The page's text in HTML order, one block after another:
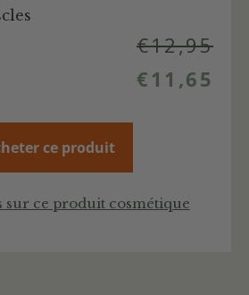
€12,95
€ 11,65
ce produit
sur ce produit cosmétique